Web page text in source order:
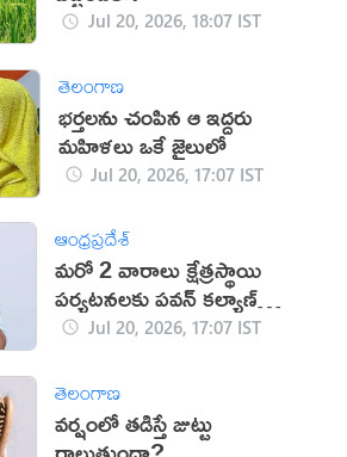
Jul 20, 2026, 18:07 IST
తెలంగాణ
భర్తలను చంపిన ఆ ఇద్దరు
మహిళలు ఒకే జైలులో
Jul 20, 2026, 17:07 IST
ఆంధ్రప్రదేశ్
మరో 2 వారాలు క్షేత్రస్థాయి
పర్యటనలకు పవన్ కల్యాణ్
దూరంJul 20, 2026, 17:07 IST
తెలంగాణ
వర్షంలో తడిస్తే జుట్టు